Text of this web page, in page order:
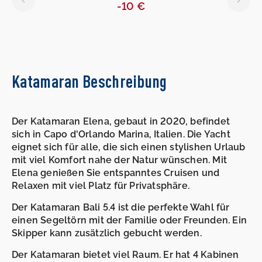
-10 €
Katamaran Beschreibung
Der Katamaran Elena, gebaut in 2020, befindet
sich in Capo d'Orlando Marina, Italien. Die Yacht
eignet sich für alle, die sich einen stylishen Urlaub
mit viel Komfort nahe der Natur wünschen. Mit
Elena genießen Sie entspanntes Cruisen und
Relaxen mit viel Platz für Privatsphäre.
Der Katamaran Bali 5.4 ist die perfekte Wahl für
einen Segeltörn mit der Familie oder Freunden. Ein
Skipper kann zusätzlich gebucht werden.
Der Katamaran bietet viel Raum. Er hat 4 Kabinen